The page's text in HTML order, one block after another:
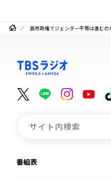
高市政権でジェンダー平等は進むの
番組表